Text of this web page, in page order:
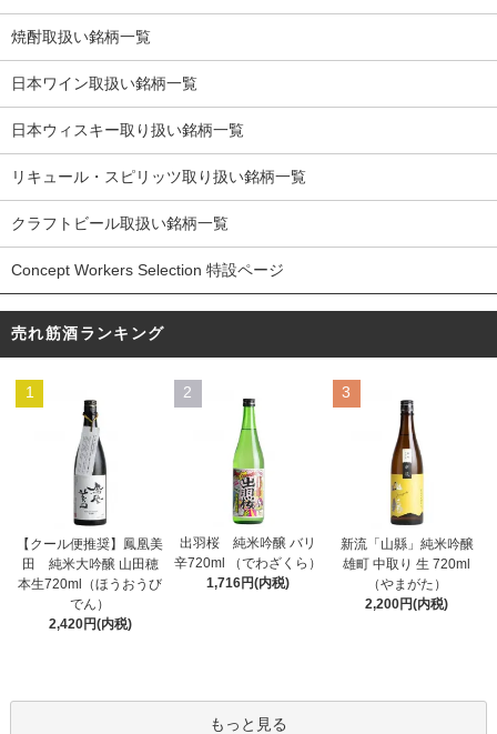
焼酎取扱い銘柄一覧
日本ワイン取扱い銘柄一覧
日本ウィスキー取り扱い銘柄一覧
リキュール・スピリッツ取り扱い銘柄一覧
クラフトビール取扱い銘柄一覧
Concept Workers Selection 特設ページ
売れ筋酒ランキング
1
【クール便推奨】鳳凰美
田 純米大吟醸 山田穂
本生720ml（ほうおうび
でん）
2,420円(内税)
2
出羽桜 純米吟醸 バリ
辛720ml （でわざくら）
1,716円(内税)
3
新流「山縣」純米吟醸
雄町 中取り 生 720ml
（やまがた）
2,200円(内税)
もっと見る